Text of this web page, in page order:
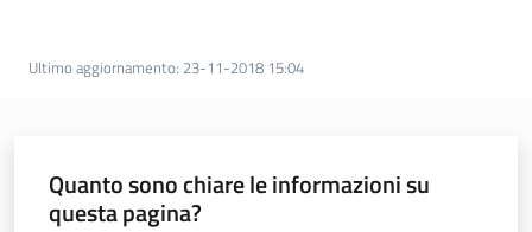
Biodiversità
Ultimo aggiornamento: 23-11-2018 15:04
Quanto sono chiare le informazioni su
questa pagina?